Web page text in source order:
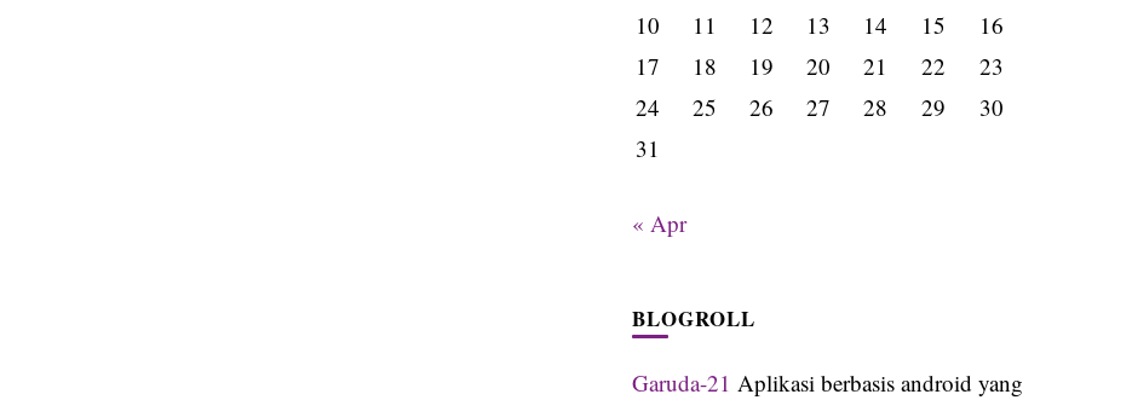
10
11 12 13 14 15
16
17
18 19 20 21 22
23
24
25 26 27 28 29
30
31
« Apr
BLOGROLL
Garuda-21 Aplikasi berbasis android yang